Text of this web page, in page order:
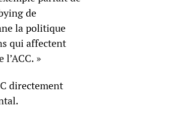
de
la politique
qui affectent
»
directement